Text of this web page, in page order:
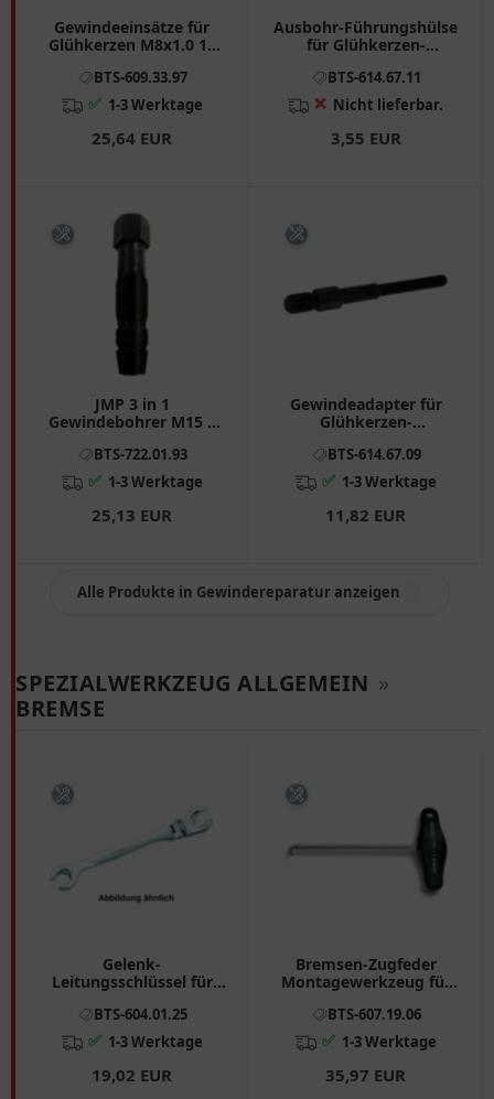
Gewindeeinsätze für
Glühkerzen M8x1.0 11
BTS-609.33.97
✅ 1-3 Werktage
25,64 EUR
Ausbohr-Führungshülse
für Glühkerzen-
BTS-614.67.11
❌ Nicht lieferbar.
3,55 EUR
JMP 3 in 1
Gewindebohrer M15 x
BTS-722.01.93
✅ 1-3 Werktage
25,13 EUR
Gewindeadapter für
Glühkerzen-
BTS-614.67.09
✅ 1-3 Werktage
11,82 EUR
Alle Produkte in Gewindereparatur anzeigen
SPEZIALWERKZEUG ALLGEMEIN »
BREMSE
Gelenk-
Leitungsschlüssel für
Kraftstoffleitungen 10
mm
BTS-604.01.25
✅ 1-3 Werktage
19,02 EUR
Bremsen-Zugfeder
Montagewerkzeug für
Crafter
BTS-607.19.06
✅ 1-3 Werktage
35,97 EUR